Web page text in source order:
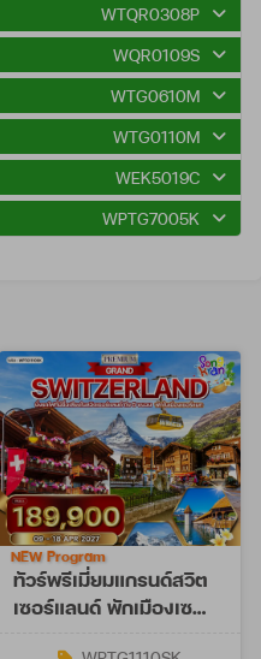
WTQR0308P
WQR0109S
WTG0610M
WTG0110M
WEK5019C
WPTG7005K
ทัวร์พรีเมี่ยมแกรนด์สวิต
เซอร์แลนด์ พักเมืองเซ
NEW Program